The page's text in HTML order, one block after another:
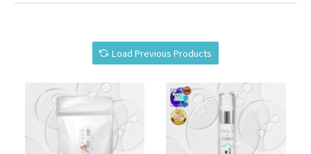
Load Previous Products